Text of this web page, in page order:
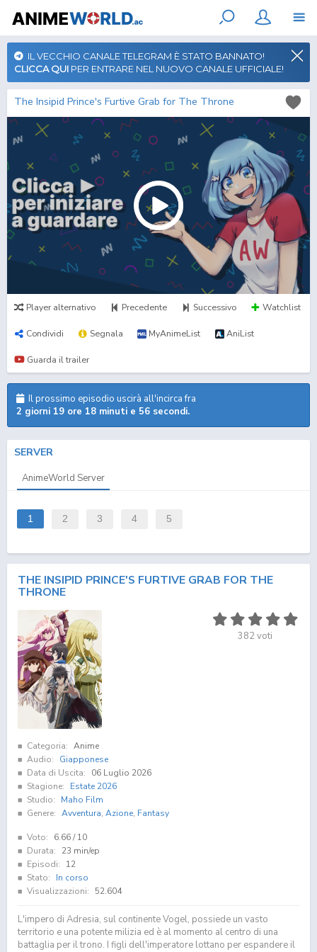
IL VECCHIO CANALE TELEGRAM È STATO BANNATO!
CLICCA QUI PER ENTRARE NEL NUOVO CANALE UFFICIALE!
The Insipid Prince's Furtive Grab for The Throne
Player alternativo Precedente Successivo Watchlist
Condividi Segnala MyAnimeList AniList
Guarda il trailer
Il prossimo episodio uscirà all'incirca fra
2 giorni 19 ore 18 minuti e 56 secondi.
SERVER
AnimeWorld Server
1 2 3 4 5
THE INSIPID PRINCE'S FURTIVE GRAB FOR THE
THRONE
382voti
Categoria: Anime
Audio:
Giapponese
Data di Uscita:
06 Luglio 2026
Stagione:
Estate 2026
Studio:
Maho Film
Genere: Avventura, Azione, Fantasy
Voto: 6.66/ 10
Durata:
23 min/ep
Episodi:
12
Stato:
In corso
Visualizzazioni:
52.604
L'impero di Adresia, sul continente Vogel, possiede un vasto
territorio e una potente milizia ed è al momento al centro di una
battaglia per il trono. I figli dell'imperatore lottano per espandere il